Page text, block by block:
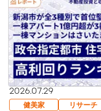
2026.07.29
健美家 リサーチ